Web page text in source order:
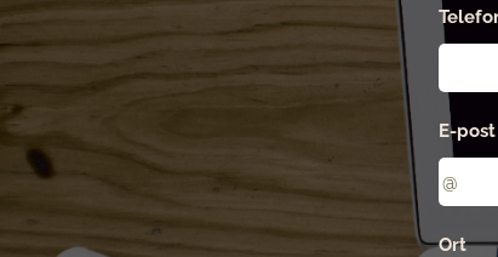
E-post
Ort